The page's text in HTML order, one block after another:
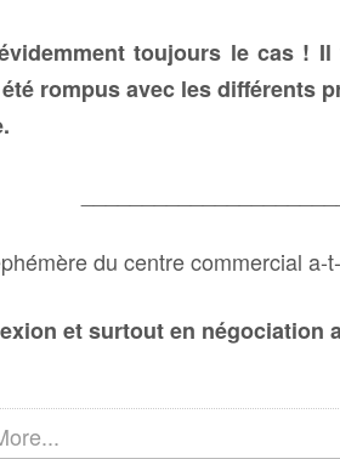
toujours le cas !
rompus avec les différents
du centre commercial
et surtout en négociation